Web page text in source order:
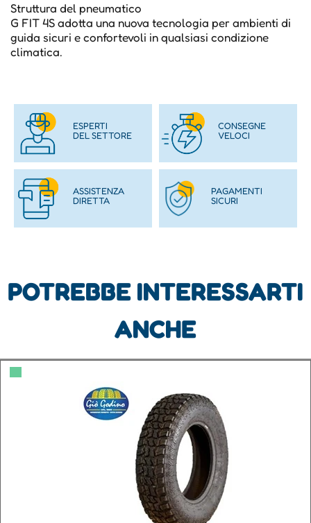
Struttura del pneumatico
G FIT 4S adotta una nuova tecnologia per ambienti di
guida sicuri e confortevoli in qualsiasi condizione
climatica.
ESPERTI
DEL SETTORE
CONSEGNE
VELOCI
ASSISTENZA
DIRETTA
PAGAMENTI
SICURI
POTREBBE INTERESSARTI
ANCHE
▀